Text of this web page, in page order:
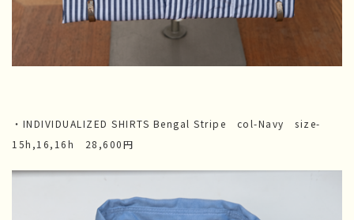
・INDIVIDUALIZED SHIRTS Bengal Stripe col-Navy size-
15h,16,16h 28,600円